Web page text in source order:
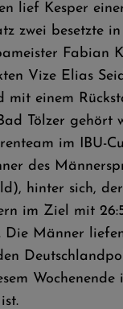
lief Kesper
zwei besetzte
Fabian
Vize Elias
mit einem
Tölzer gehört
im IBU-
des
hinter sich,
im Ziel mit
Die Männer
Wochenende